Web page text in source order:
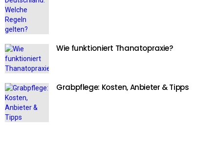
Wie funktioniert Thanatopraxie?
Grabpflege: Kosten, Anbieter & Tipps